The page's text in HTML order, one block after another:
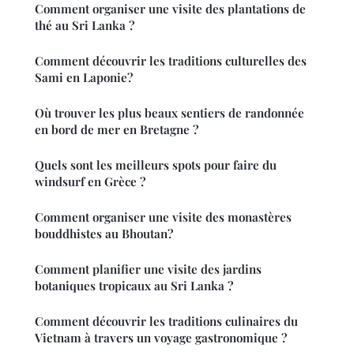
Comment organiser une visite des plantations de
thé au Sri Lanka ?
Comment découvrir les traditions culturelles des
Sami en Laponie?
Où trouver les plus beaux sentiers de randonnée
en bord de mer en Bretagne ?
Quels sont les meilleurs spots pour faire du
windsurf en Grèce ?
Comment organiser une visite des monastères
bouddhistes au Bhoutan?
Comment planifier une visite des jardins
botaniques tropicaux au Sri Lanka ?
Comment découvrir les traditions culinaires du
Vietnam à travers un voyage gastronomique ?